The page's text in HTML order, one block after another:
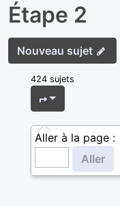
Étape 2
Nouveau sujet
424 sujets
Page
Aller à la page :